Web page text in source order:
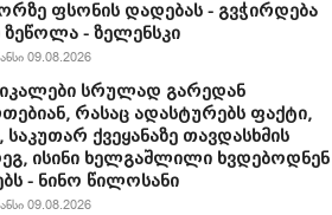
ფსონის დადებას - გვჭირდება
ზეწოლა - ზელენსკი
09.08.2026
სრულად გარედან
რასაც ადასტურებს ფაქტი,
ქვეყანაზე თავდასხმის
ისინი ხელგაშლილი ხვდებოდნენ
- ნინო წილოსანი
09.08.2026